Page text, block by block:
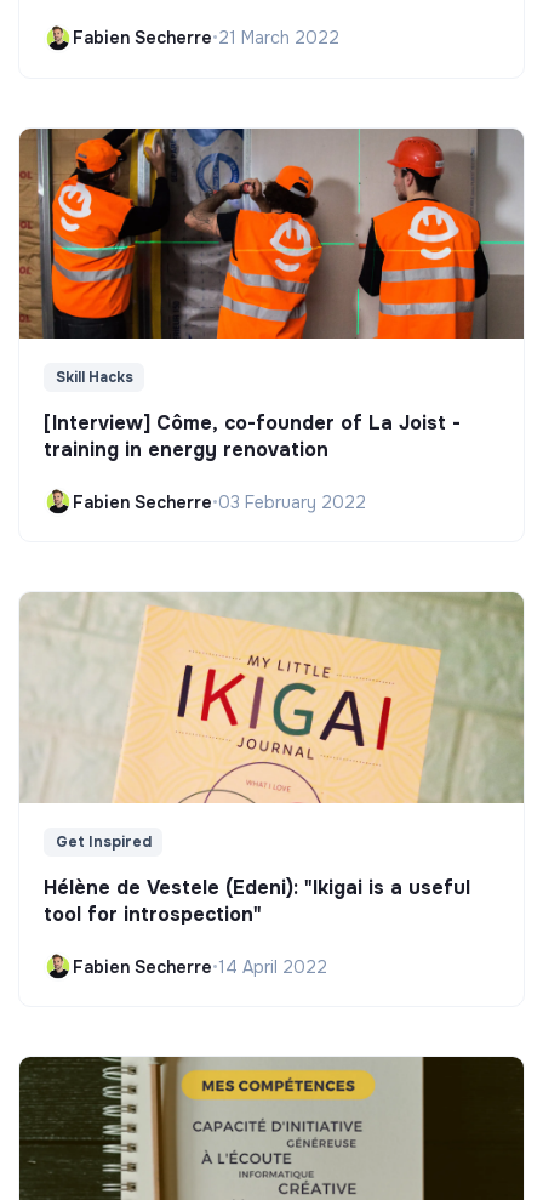
Fabien Secherre•21 March 2022
Skill Hacks
[Interview] Côme, co-founder of La Joist -
training in energy renovation
Fabien Secherre•03 February 2022
Get Inspired
Hélène de Vestele (Edeni): "Ikigai is a useful
tool for introspection"
Fabien Secherre•14 April 2022